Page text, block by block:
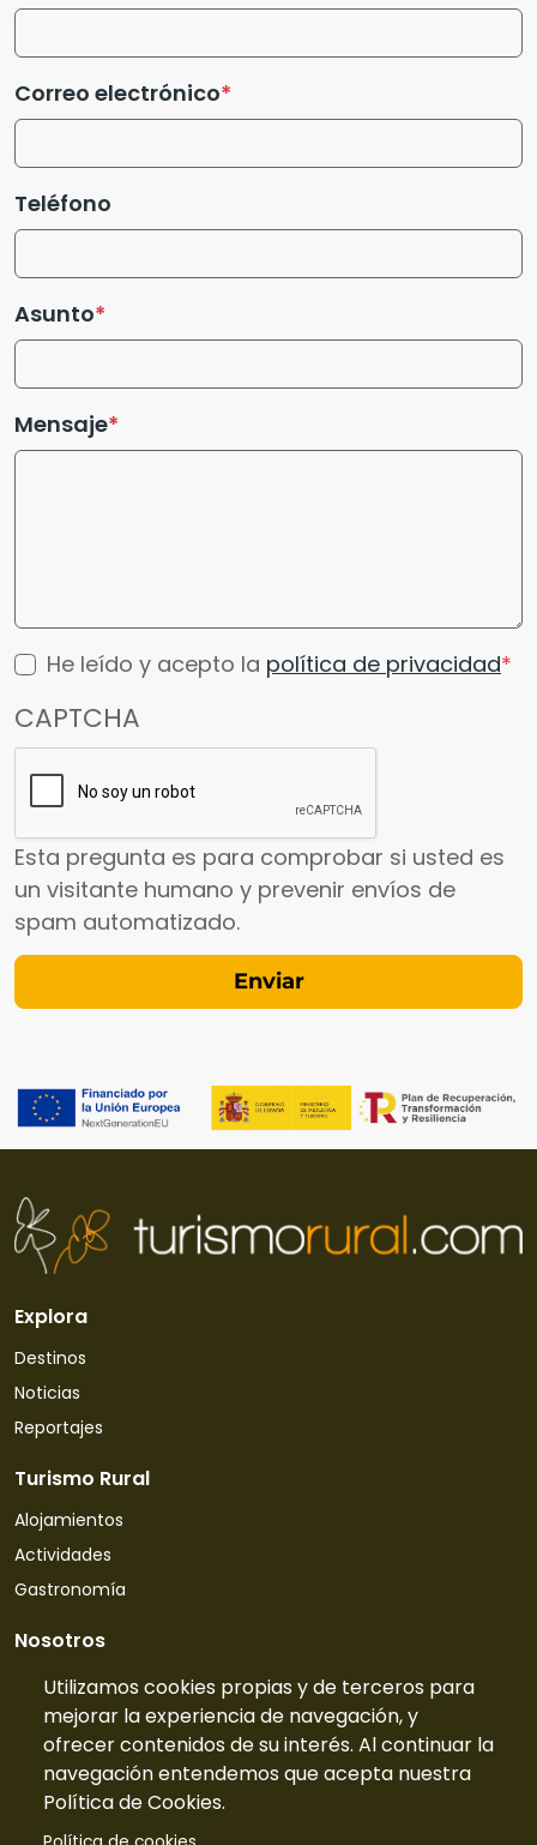
Correo electrónico
Teléfono
Asunto
Mensaje
He leído y acepto la política de privacidad
CAPTCHA
Esta pregunta es para comprobar si usted es
un visitante humano y prevenir envíos de
spam automatizado.
Utilizamos cookies propias y de terceros para
mejorar la experiencia de navegación, y
ofrecer contenidos de su interés. Al continuar la
navegación entendemos que acepta nuestra
Política de Cookies.
Explora
Destinos
Noticias
Reportajes
Turismo Rural
Alojamientos
Actividades
Gastronomía
Nosotros
Quiénes somos
Contacto
Tarifas
Preguntas frecuentes
Información